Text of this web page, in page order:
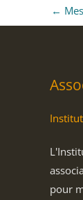
←
pour